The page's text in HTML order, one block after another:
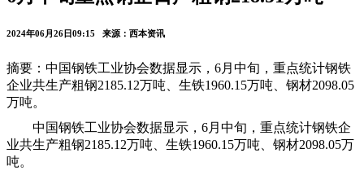
2024年06月26日09:15 来源：西本资讯
摘要：中国钢铁工业协会数据显示，6月中旬，重点统计钢铁
企业共生产粗钢2185.12万吨、生铁1960.15万吨、钢材2098.05
万吨。
中国钢铁工业协会数据显示，6月中旬，重点统计钢铁企
业共生产粗钢2185.12万吨、生铁1960.15万吨、钢材2098.05万
吨。